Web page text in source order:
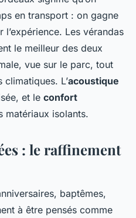
en transport : on gagne
Les vérandas
le meilleur des deux
vue sur le parc, tout
L’acoustique
et le confort
matériaux isolants.
: le raffinement
baptêmes,
à être pensés comme